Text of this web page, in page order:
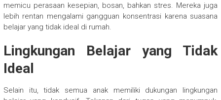
memicu perasaan kesepian, bosan, bahkan stres. Mereka juga
lebih rentan mengalami gangguan konsentrasi karena suasana
belajar yang tidak ideal di rumah.
Lingkungan Belajar yang Tidak
Ideal
Selain itu, tidak semua anak memiliki dukungan lingkungan